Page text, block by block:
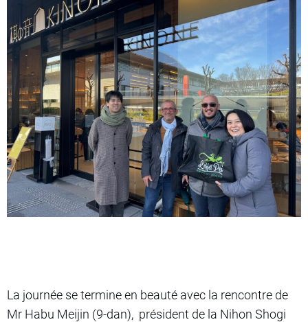
La journée se termine en beauté avec la rencontre de
Mr Habu Meijin (9-dan), président de la Nihon Shogi